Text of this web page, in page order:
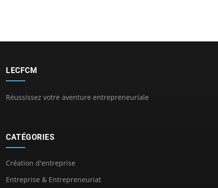
LECFCM
Réussissez votre aventure entrepreneuriale
CATÉGORIES
Création d'entreprise
Entreprise & Entrepreneuriat